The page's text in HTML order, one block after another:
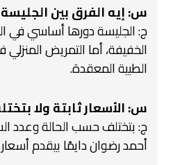
س: إيه الفرق بين
ج: الجليسة دورها أساسي في
الخفيفة، أما التمريض
الطبية المعقدة.
س: الأسعار ثابتة ولا
ج: بتختلف حسب الحالة وعدد
أحمد رضوان دايمًا بيقدم